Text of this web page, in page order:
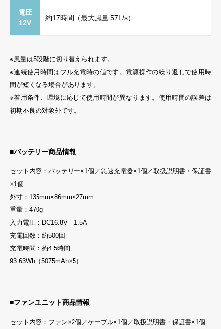
電圧
12V
約17時間（最大風量 57L/s）
※風量は5段階に切り替えられます。
※連続使用時間はフル充電時の値です。電源操作の繰り返しで使用時
間が短くなる場合があります。
※着用条件、環境に応じて使用時間が異なります。使用時間の誤差は
初期不良の対象外です。
■バッテリー商品情報
セット内容：バッテリー×1個／急速充電器×1個／取扱説明書・保証書
×1個
外寸：135mm×86mm×27mm
重量：470g
入力電圧：DC16.8V 1.5A
充電回数：約500回
充電時間：約4.5時間
93.63Wh（5075mAh×5）
■ファンユニット商品情報
セット内容：ファン×2個／ケーブル×1個／取扱説明書・保証書×1個